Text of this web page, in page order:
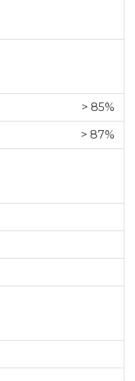
> 85%
> 87%